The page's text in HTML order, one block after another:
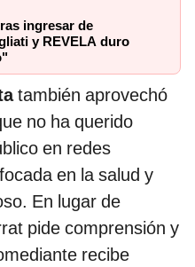
ingresar de
y REVELA duro
también aprovechó
no ha querido
en redes
en la salud y
En lugar de
pide comprensión y
recibe